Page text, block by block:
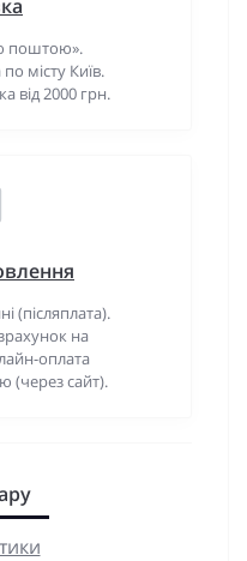
поштою».
місту Київ.
від 2000 грн.
(післяплата).
на
оплата
(через сайт).